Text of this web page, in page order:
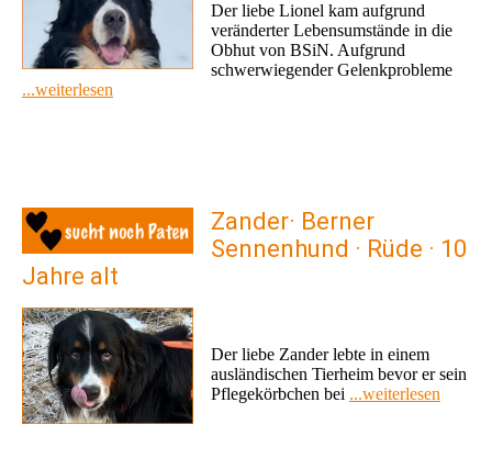
Der liebe Lionel kam aufgrund
veränderter Lebensumstände in die
Obhut von BSiN. Aufgrund
schwerwiegender Gelenkprobleme
...weiterlesen
Zander· Berner
Sennenhund · Rüde · 10
Jahre alt
Der liebe Zander lebte in einem
ausländischen Tierheim bevor er sein
Pflegekörbchen bei ...weiterlesen